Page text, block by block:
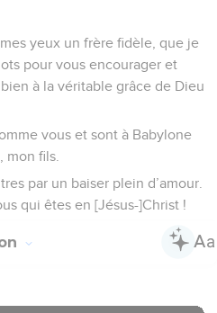
yeux un frère fidèle, que je
pour vous encourager et
à la véritable grâce de Dieu
vous et sont à Babylone
mon fils.
par un baiser plein d’amour.
qui êtes en [Jésus-]Christ !